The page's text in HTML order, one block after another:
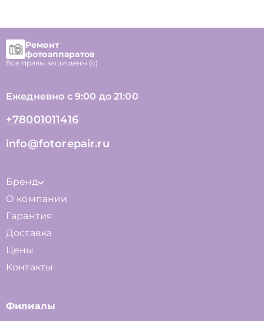
Ремонт
фотоаппаратов
Все правы защищены (с)
Ежедневно с 9:00 до 21:00
+78001011416
info@fotorepair.ru
Бренд
О компании
Гарантия
Доставка
Цены
Контакты
Филиалы